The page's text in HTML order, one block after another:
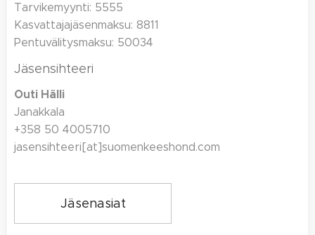
Tarvikemyynti: 5555
Kasvattajajäsenmaksu: 8811
Pentuvälitysmaksu: 50034
Jäsensihteeri
Outi Hälli
Janakkala
+358 50 4005710
jasensihteeri[at]suomenkeeshond.com
Jäsenasiat